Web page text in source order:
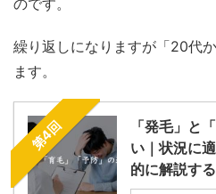
繰り返しになりますが「20代
ます。
第4回
「発毛」と
い｜状況に
的に解説する